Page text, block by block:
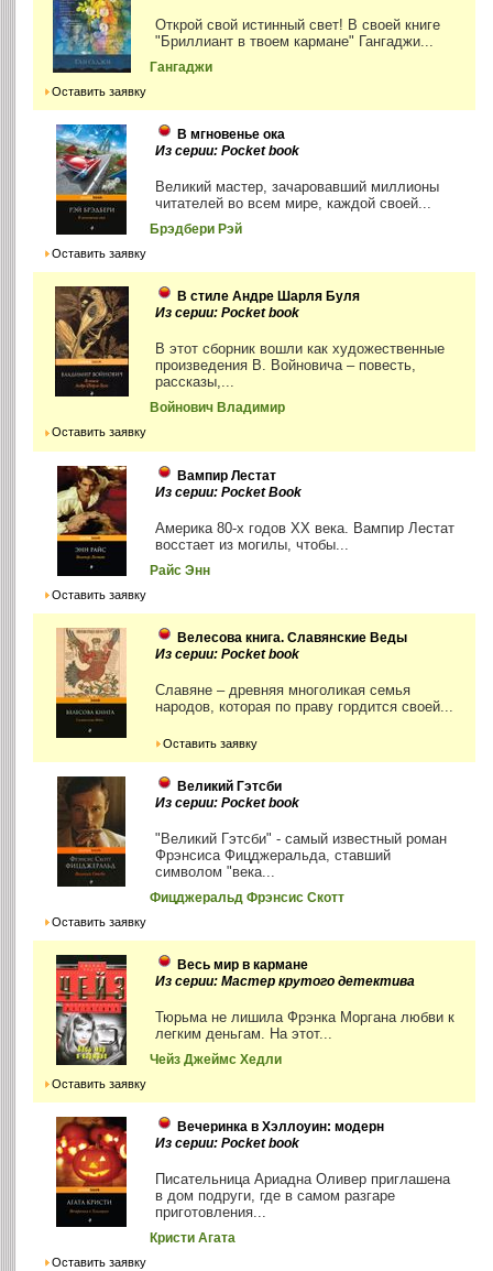
Открой свой истинный свет! В своей книге
"Бриллиант в твоем кармане" Гангаджи...
Гангаджи
Оставить заявку
В мгновенье ока
Из серии: Pocket book
Великий мастер, зачаровавший миллионы
читателей во всем мире, каждой своей...
Брэдбери Рэй
Оставить заявку
В стиле Андре Шарля Буля
Из серии: Pocket book
В этот сборник вошли как художественные
произведения В. Войновича – повесть,
рассказы,...
Войнович Владимир
Оставить заявку
Вампир Лестат
Из серии: Pocket Book
Америка 80-х годов XX века. Вампир Лестат
восстает из могилы, чтобы...
Райс Энн
Оставить заявку
Велесова книга. Славянские Веды
Из серии: Pocket book
Славяне – древняя многоликая семья
народов, которая по праву гордится своей...
Оставить заявку
Великий Гэтсби
Из серии: Pocket book
"Великий Гэтсби" - самый известный роман
Фрэнсиса Фицджеральда, ставший
символом "века...
Фицджеральд Фрэнсис Скотт
Оставить заявку
Весь мир в кармане
Из серии: Мастер крутого детектива
Тюрьма не лишила Фрэнка Моргана любви к
легким деньгам. На этот...
Чейз Джеймс Хедли
Оставить заявку
Вечеринка в Хэллоуин: модерн
Из серии: Pocket book
Писательница Ариадна Оливер приглашена
в дом подруги, где в самом разгаре
приготовления...
Кристи Агата
Оставить заявку